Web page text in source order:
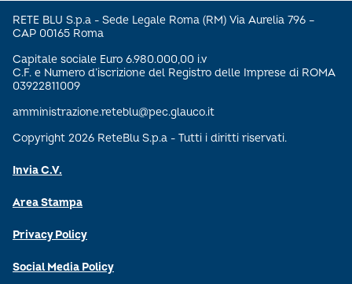
RETE BLU S.p.a - Sede Legale Roma (RM) Via Aurelia 796 –
CAP 00165 Roma
Capitale sociale Euro 6.980.000,00 i.v
C.F. e Numero d’iscrizione del Registro delle Imprese di ROMA
03922811009
amministrazione.reteblu@pec.glauco.it
Copyright 2026 ReteBlu S.p.a - Tutti i diritti riservati.
Invia C.V.
Area Stampa
Privacy Policy
Social Media Policy